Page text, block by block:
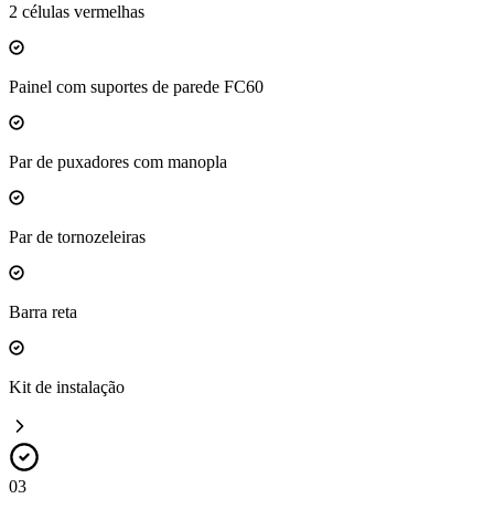
2 células vermelhas
Painel com suportes de parede FC60
Par de puxadores com manopla
Par de tornozeleiras
Barra reta
Kit de instalação
03